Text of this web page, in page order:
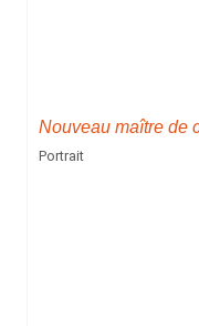
Nouveau maître de
Portrait